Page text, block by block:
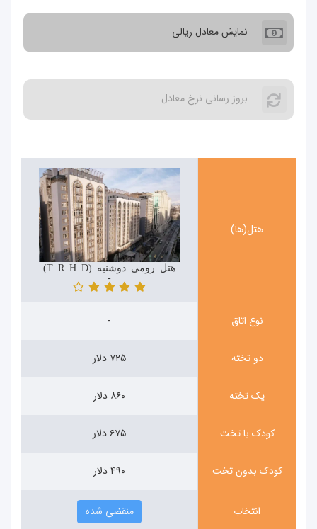
نمایش معادل ریالی
بروز رسانی نرخ معادل
هتل(ها)
هتل رومی دوشنبه (The Rumi Hotel Doshanbe)
-
نوع اتاق -
دو تخته ۷۲۵ دلار
یک تخته ۸۶۰ دلار
کودک با تخت ۶۷۵ دلار
کودک بدون تخت ۴۹۰ دلار
انتخاب منقضی شده